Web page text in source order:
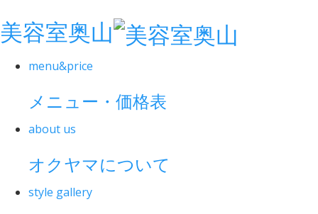
美容室奥山
menu&price
メニュー・価格表
about us
オクヤマについて
style gallery